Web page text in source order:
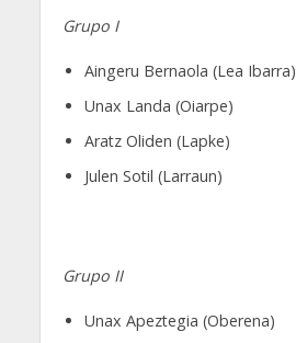
Grupo I
Aingeru Bernaola (Lea Ibarra)
Unax Landa (Oiarpe)
Aratz Oliden (Lapke)
Julen Sotil (Larraun)
Grupo II
Unax Apeztegia (Oberena)